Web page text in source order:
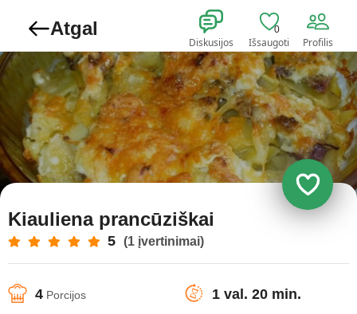
Atgal
Diskusijos
0
Išsaugoti Profilis
Kiauliena prancūziškai
5 (1 įvertinimai)
4 Porcijos 1 val. 20 min.